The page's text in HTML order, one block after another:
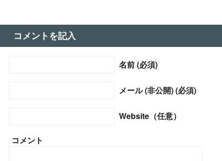
コメントを記入
名前 (必須)
メール (非公開) (必須)
Website（任意）
コメント